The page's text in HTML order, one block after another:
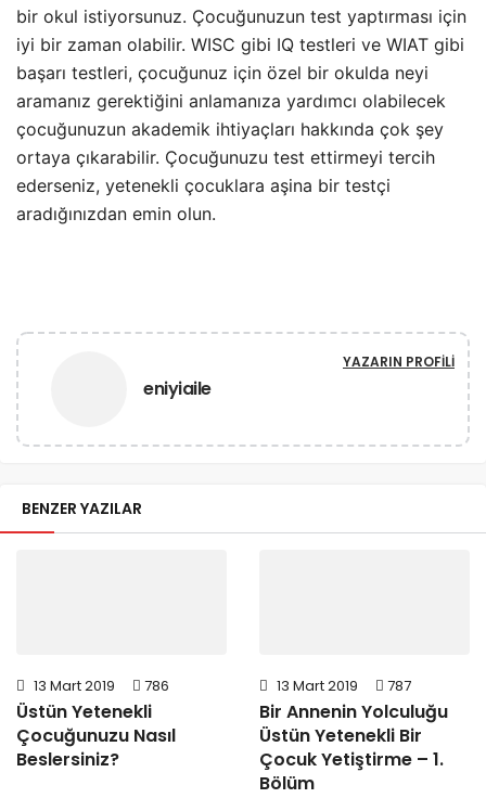
bir okul istiyorsunuz. Çocuğunuzun test yaptırması için
iyi bir zaman olabilir. WISC gibi IQ testleri ve WIAT gibi
başarı testleri, çocuğunuz için özel bir okulda neyi
aramanız gerektiğini anlamanıza yardımcı olabilecek
çocuğunuzun akademik ihtiyaçları hakkında çok şey
ortaya çıkarabilir. Çocuğunuzu test ettirmeyi tercih
ederseniz, yetenekli çocuklara aşina bir testçi
aradığınızdan emin olun.
eniyiaile
YAZARIN PROFILI
BENZER YAZILAR
13 Mart 2019 786
Üstün Yetenekli
Çocuğunuzu Nasıl
Beslersiniz?
13 Mart 2019 787
Bir Annenin Yolculuğu
Üstün Yetenekli Bir
Çocuk Yetiştirme – 1.
Bölüm